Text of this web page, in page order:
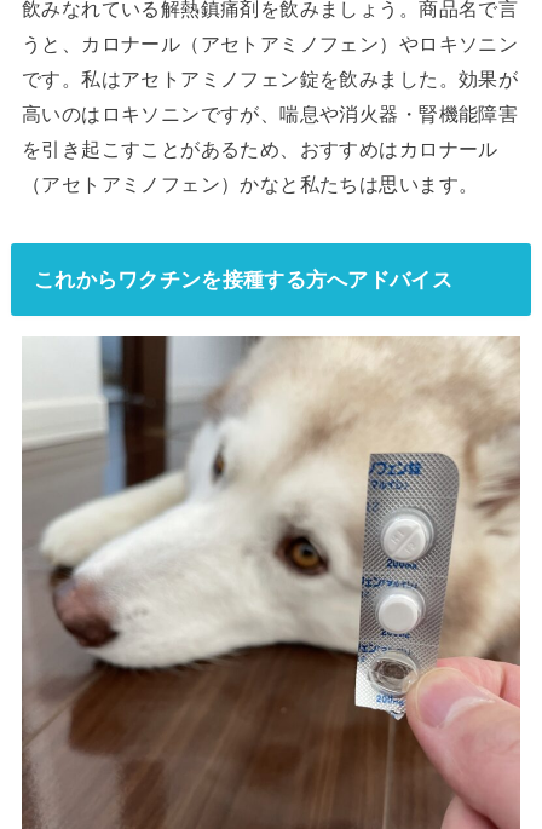
飲みなれている解熱鎮痛剤を飲みましょう。商品名で言
うと、カロナール（アセトアミノフェン）やロキソニン
です。私はアセトアミノフェン錠を飲みました。効果が
高いのはロキソニンですが、喘息や消火器・腎機能障害
を引き起こすことがあるため、おすすめはカロナール
（アセトアミノフェン）かなと私たちは思います。
これからワクチンを接種する方へアドバイス